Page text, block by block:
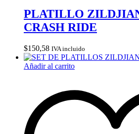
PLATILLO
CRASH RIDE
$150,58 IVA incluido
Añadir al carrito